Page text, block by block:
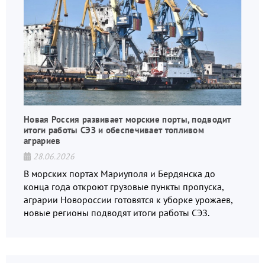
Новая Россия развивает морские порты, подводит
итоги работы СЭЗ и обеспечивает топливом
аграриев
28.06.2026
В морских портах Мариуполя и Бердянска до
конца года откроют грузовые пункты пропуска,
аграрии Новороссии готовятся к уборке урожаев,
новые регионы подводят итоги работы СЭЗ.